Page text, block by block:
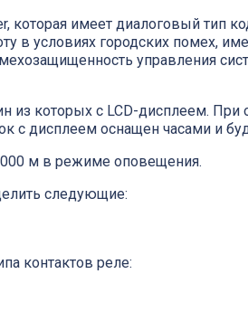
которая имеет диалоговый тип
в условиях городских помех,
управления
которых с LCD-дисплеем.
с дисплеем оснащен часами и
м в режиме оповещения.
следующие:
контактов реле: